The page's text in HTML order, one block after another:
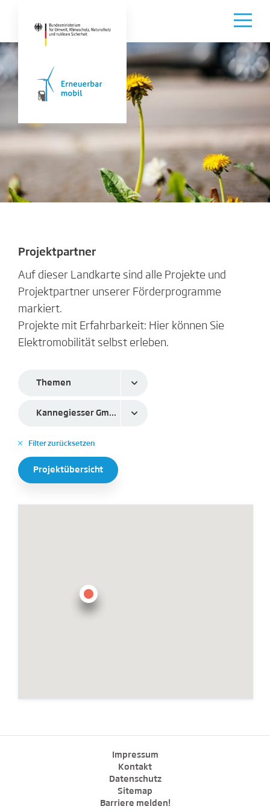
Projektpartner
Auf dieser Landkarte sind alle Projekte und
Projektpartner unserer Förderprogramme
markiert.
Projekte mit Erfahrbarkeit: Hier können Sie
Elektromobilität selbst erleben.
Themen
Kannegiesser GmbH
✕ Filter zurücksetzen
Projektübersicht
Impressum
Kontakt
Datenschutz
Sitemap
Barriere melden!